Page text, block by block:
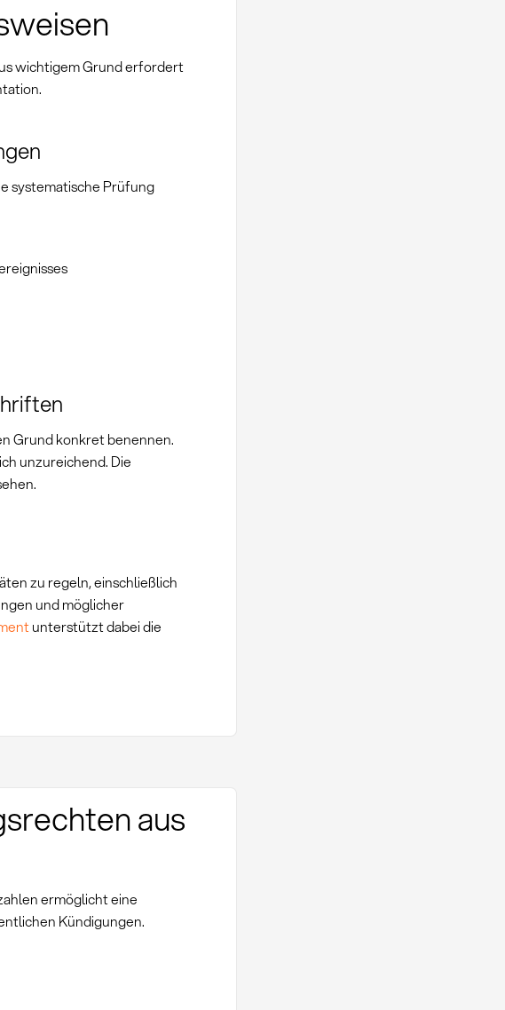
wichtigem Grund erfordert
systematische Prüfung
Grund konkret benennen.
unzureichend. Die
zu regeln, einschließlich
und möglicher
unterstützt dabei die
aus
ermöglicht eine
Kündigungen.